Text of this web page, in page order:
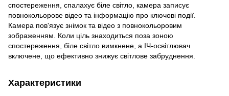
спостереження, спалахує біле світло, камера записує
повнокольорове відео та інформацію про ключові події.
Камера пов'язує знімок та відео з повнокольоровим
зображенням. Коли ціль знаходиться поза зоною
спостереження, біле світло вимкнене, а ІЧ-освітлювач
включене, що ефективно знижує світлове забруднення.
Характеристики